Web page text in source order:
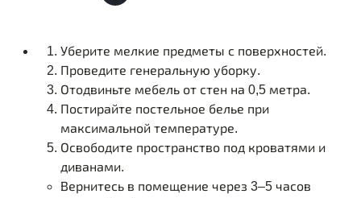
Уберите мелкие предметы с поверхностей.
Проведите генеральную уборку.
Отодвиньте мебель от стен на 0,5 метра.
Постирайте постельное белье при
максимальной температуре.
Освободите пространство под кроватями и
диванами.
Вернитесь в помещение через 3–5 часов